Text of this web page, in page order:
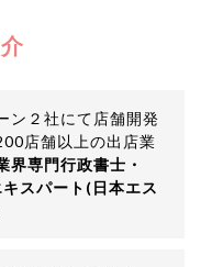
ン２社にて店舗開発
店舗以上の出店業
界専門行政書士・
スパート(日本エス